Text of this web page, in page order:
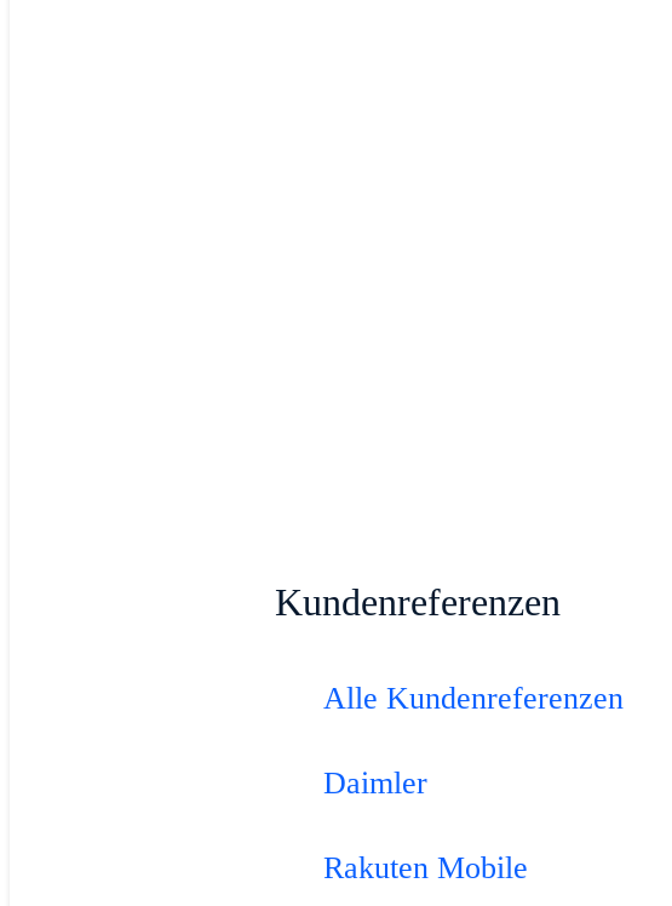
Kundenreferenzen
Alle Kundenreferenzen
Daimler
Rakuten Mobile